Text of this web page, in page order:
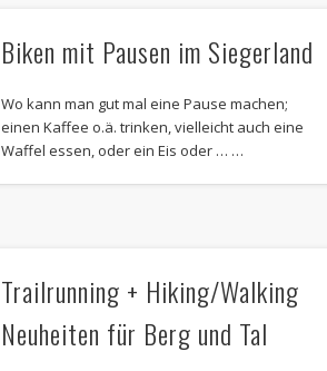
Biken mit Pausen im Siegerland
Wo kann man gut mal eine Pause machen;
einen Kaffee o.ä. trinken, vielleicht auch eine
Waffel essen, oder ein Eis oder … …
Trailrunning + Hiking/Walking
Neuheiten für Berg und Tal